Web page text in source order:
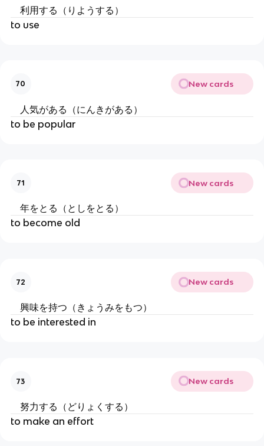
利用する（りようする）
to use
70 New cards
人気がある（にんきがある）
to be popular
71 New cards
年をとる（としをとる）
to become old
72 New cards
興味を持つ（きょうみをもつ）
to be interested in
73 New cards
努力する（どりょくする）
to make an effort